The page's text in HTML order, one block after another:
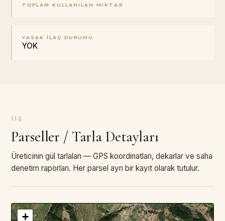
TOPLAM KULLANILAN MIKTAR
YASAK İLAÇ DURUMU
YOK
04
Parseller / Tarla Detayları
Üreticinin gül tarlaları — GPS koordinatları, dekarlar ve saha
denetim raporları. Her parsel ayrı bir kayıt olarak tutulur.
+